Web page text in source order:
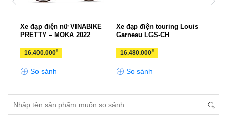
Xe đạp điện nữ VINABIKE
PRETTY – MOKA 2022
16.400.000₫
So sánh
Xe đạp điện touring Louis
Garneau LGS-CH
16.480.000₫
So sánh